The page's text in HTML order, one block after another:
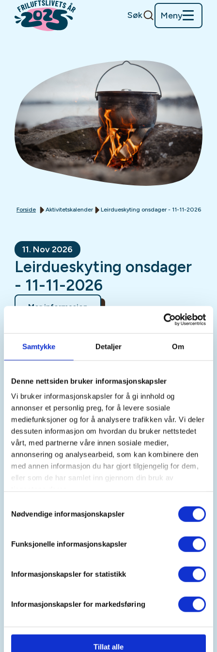
Samtykke Detaljer Om
Denne nettsiden bruker informasjonskapsler
Vi bruker informasjonskapsler for å gi innhold og
annonser et personlig preg, for å levere sosiale
mediefunksjoner og for å analysere trafikken vår. Vi deler
dessuten informasjon om hvordan du bruker nettstedet
vårt, med partnerne våre innen sosiale medier,
annonsering og analysearbeid, som kan kombinere den
med annen informasjon du har gjort tilgjengelig for dem,
eller som de har samlet inn gjennom din bruk av
Nødvendige informasjonskapsler
Funksjonelle informasjonskapsler
Informasjonskapsler for statistikk
Informasjonskapsler for markedsføring
Tillat alle
Søk Meny
Forside Aktivitetskalender Leirdueskyting onsdager - 11-11-2026
11. Nov 2026
Leirdueskyting onsdager
- 11-11-2026
Mer informasjon
Kristiansand
Tid
11. Nov 2026
Kl. 17.00 - 20.00
Arrangør
Songdalen JFF
Kontaktperson
https://45885253
Leirdueskyting for alle.